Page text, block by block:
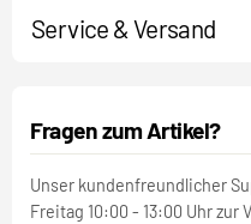
Service & Versand
Fragen zum Artikel?
Unser kundenfreundlicher
Freitag 10:00 - 13:00 Uhr zur